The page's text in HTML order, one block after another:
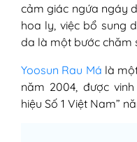
cảm giác ngứa ngáy
hoa ly, việc bổ sung
da là một bước chăm
Yoosun Rau Má là
năm 2004, được
hiệu Số 1 Việt Nam”